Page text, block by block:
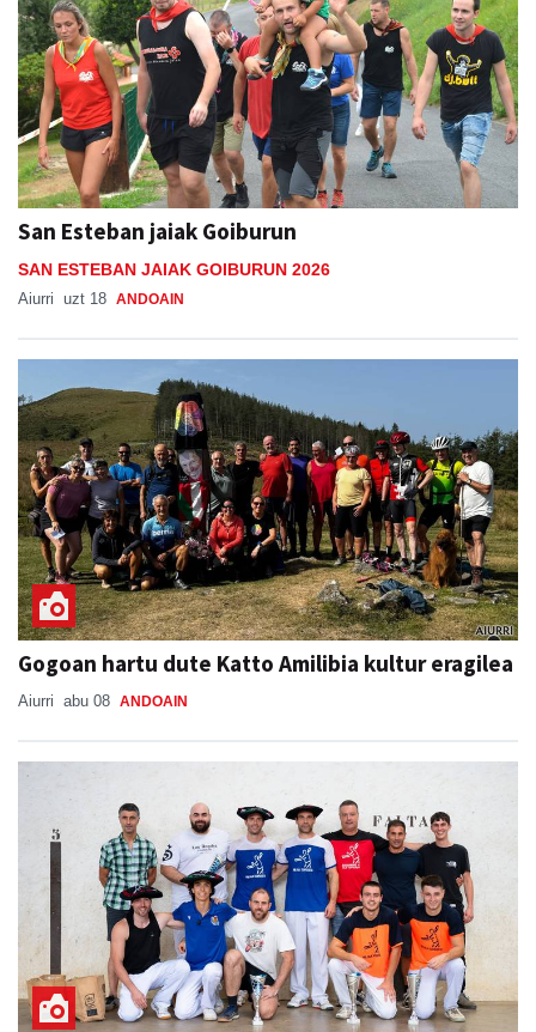
San Esteban jaiak Goiburun
SAN ESTEBAN JAIAK GOIBURUN 2026
Aiurri uzt 18 ANDOAIN
Gogoan hartu dute Katto Amilibia kultur eragilea
Aiurri abu 08 ANDOAIN